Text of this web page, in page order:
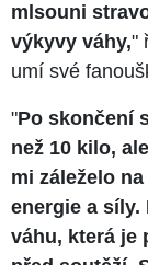
mlsouni
výkyvy váhy,"
umí své
"Po skončení
než 10 kilo,
mi záleželo
energie a síly.
váhu, která je